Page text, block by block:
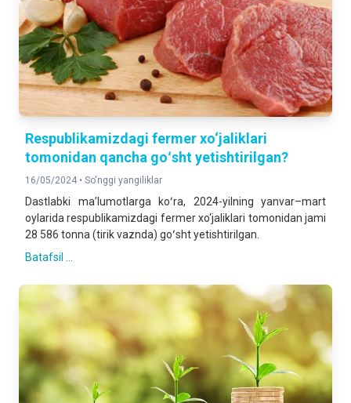
Respublikamizdagi fermer xo‘jaliklari
tomonidan qancha goʻsht yetishtirilgan?
16/05/2024 • So'nggi yangiliklar
Dastlabki maʼlumotlarga koʻra, 2024-yilning yanvar–mart
oylarida respublikamizdagi fermer xo‘jaliklari tomonidan jami
28 586 tonna (tirik vaznda) goʻsht yetishtirilgan.
Batafsil ...